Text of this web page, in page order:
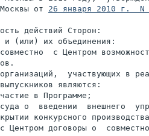
26 января 2010 г.  N